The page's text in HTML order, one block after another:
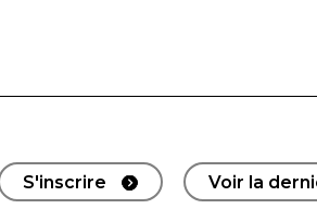
S'inscrire Voir la